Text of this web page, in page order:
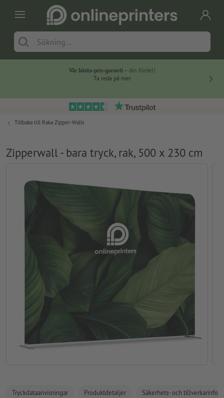
Vår bästa-pris-garanti – din fördel!
Ta reda på mer
Tillbaka till Raka Zipper-Walls
Zipperwall - bara tryck, rak, 500 x 230 cm
Tryckdataanvisningar Produktdetaljer Säkerhets- och